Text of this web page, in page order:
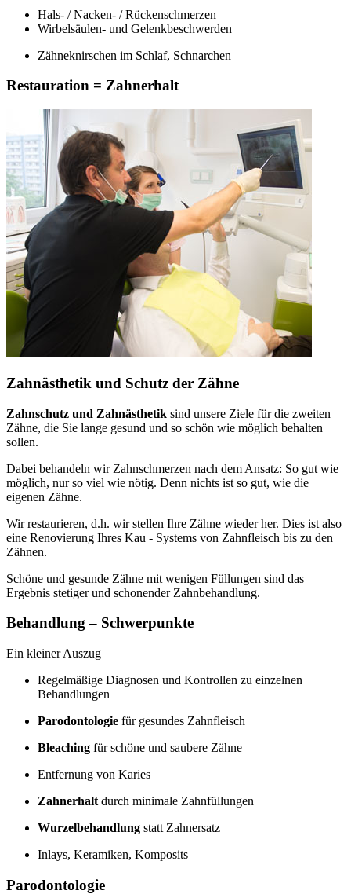
Hals- / Nacken- / Rückenschmerzen
Wirbelsäulen- und Gelenkbeschwerden
Zähneknirschen im Schlaf, Schnarchen
Restauration = Zahnerhalt
Zahnästhetik und Schutz der Zähne
Zahnschutz und Zahnästhetik sind unsere Ziele für die zweiten
Zähne, die Sie lange gesund und so schön wie möglich behalten
sollen.
Dabei behandeln wir Zahnschmerzen nach dem Ansatz: So gut wie
möglich, nur so viel wie nötig. Denn nichts ist so gut, wie die
eigenen Zähne.
Wir restaurieren, d.h. wir stellen Ihre Zähne wieder her. Dies ist also
eine Renovierung Ihres Kau - Systems von Zahnfleisch bis zu den
Zähnen.
Schöne und gesunde Zähne mit wenigen Füllungen sind das
Ergebnis stetiger und schonender Zahnbehandlung.
Behandlung – Schwerpunkte
Ein kleiner Auszug
Regelmäßige Diagnosen und Kontrollen zu einzelnen
Behandlungen
Parodontologie für gesundes Zahnfleisch
Bleaching für schöne und saubere Zähne
Entfernung von Karies
Zahnerhalt durch minimale Zahnfüllungen
Wurzelbehandlung statt Zahnersatz
Inlays, Keramiken, Komposits
Parodontologie